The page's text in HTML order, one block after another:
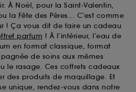
À Noël, pour la Saint-Valentin,
la Fête des Pères... C’est comme
! Ça vous dit de faire un cadeau
parfum ! À l’intérieur, l’eau de
en format classique, format
de soins aux mêmes
le rasage. Ces coffrets cadeaux
des produits de maquillage. Et
unique, rendez-vous dans notre